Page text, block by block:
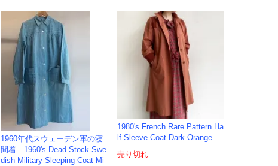
1960年代スウェーデン軍の寝
間着 1960's Dead Stock Swe
dish Military Sleeping Coat Mi
1980's French Rare Pattern Ha
lf Sleeve Coat Dark Orange
売り切れ